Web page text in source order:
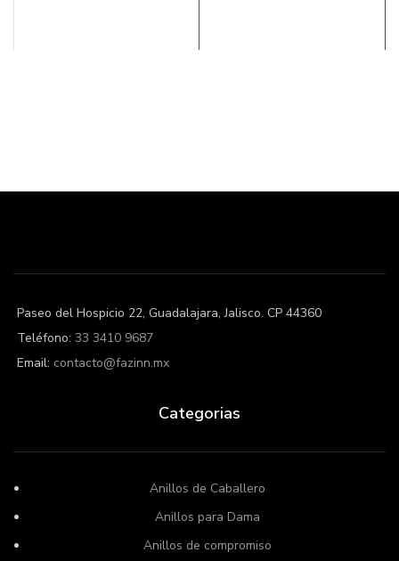
Paseo del Hospicio 22, Guadalajara, Jalisco. CP 44360
Teléfono: 33 3410 9687
Email: contacto@fazinn.mx
Categorias
Anillos de Caballero
Anillos para Dama
Anillos de compromiso